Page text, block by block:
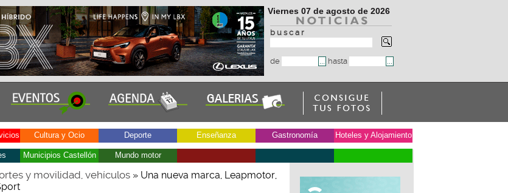
Viernes 07 de agosto de 2026
b u s c a r
de hasta
Cultura y Ocio Deporte Enseñanza Gastronomía Hoteles y Alojamiento
Municipios Castellón Mundo motor
y movilidad, vehículos» Una nueva marca, Leapmotor,